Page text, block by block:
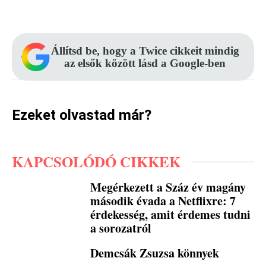
Állítsd be, hogy a Twice cikkeit mindig
az elsők között lásd a Google-ben
Ezeket olvastad már?
KAPCSOLÓDÓ CIKKEK
Megérkezett a Száz év magány
második évada a Netflixre: 7
érdekesség, amit érdemes tudni
a sorozatról
Demcsák Zsuzsa könnyek